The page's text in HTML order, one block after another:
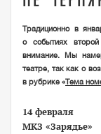
Традиционно в
о событиях
внимание. Мы
театре, так как о
в рубрике «Тема
14 февраля
МКЗ «Зарядье»